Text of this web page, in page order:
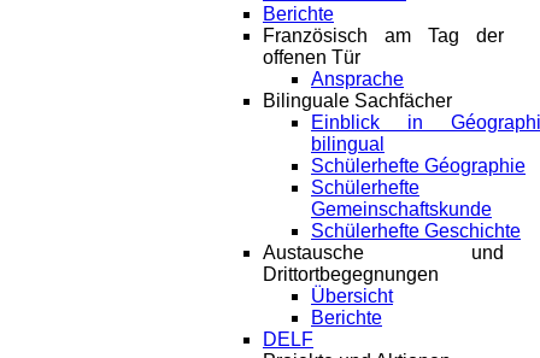
Berichte
Französisch am Tag der
offenen Tür
Ansprache
Bilinguale Sachfächer
Einblick in
bilingual
Schülerhefte Géographie
Schülerhefte
Gemeinschaftskunde
Schülerhefte Geschichte
Austausche und
Drittortbegegnungen
Übersicht
Berichte
DELF